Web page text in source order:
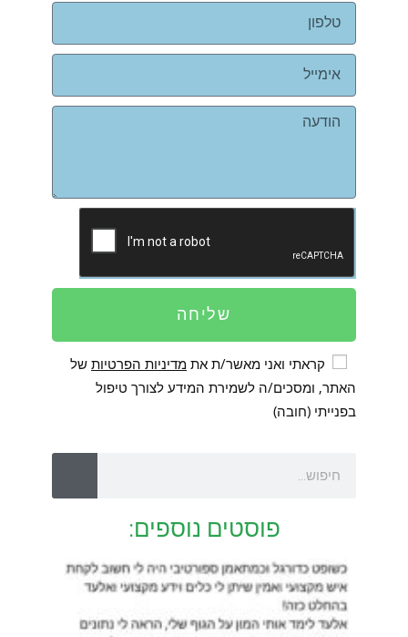
שליחה
קראתי ואני מאשר/ת את מדיניות הפרטיות של
האתר, ומסכים/ה לשמירת המידע לצורך טיפול
בפנייתי (חובה)
פוסטים נוספים: